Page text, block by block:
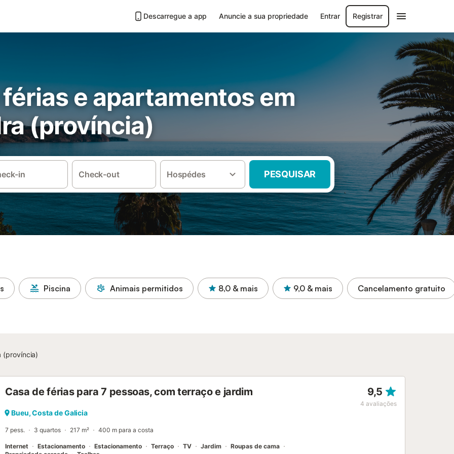
Descarregue a app Anuncie a sua propriedade Entrar Registrar
e apartamentos em
(província)
in Check-out Hospédes PESQUISAR
Piscina Animais permitidos 8,0 & mais 9,0 & mais Cancelamento gratuito
(província)
Casa de férias para 7 pessoas, com terraço e jardim 9,5
4 avaliações
Bueu, Costa de Galicia
7 pess. 3 quartos 217 m² 400 m para a costa
Internet Estacionamento Estacionamento Terraço TV Jardim
Roupas de cama